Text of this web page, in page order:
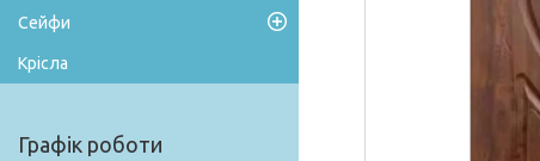
Сейфи
Крісла
Графік роботи